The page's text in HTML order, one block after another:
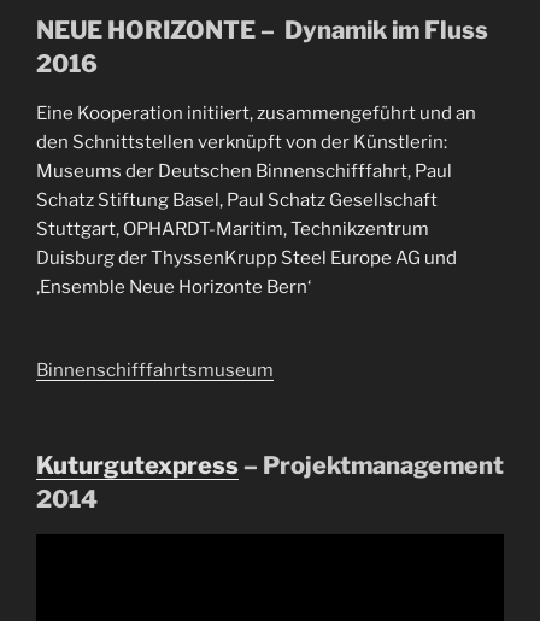
NEUE HORIZONTE – Dynamik im Fluss
2016
Eine Kooperation initiiert, zusammengeführt und an
den Schnittstellen verknüpft von der Künstlerin:
Museums der Deutschen Binnenschifffahrt, Paul
Schatz Stiftung Basel, Paul Schatz Gesellschaft
Stuttgart, OPHARDT-Maritim, Technikzentrum
Duisburg der ThyssenKrupp Steel Europe AG und
‚Ensemble Neue Horizonte Bern‘
Binnenschifffahrtsmuseum
Kuturgutexpress – Projektmanagement
2014